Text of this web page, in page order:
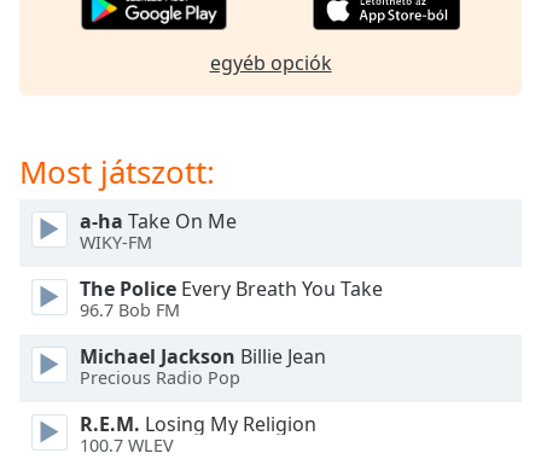
Escape
and
window.
egyéb opciók
Most játszott:
a-ha Take On Me
WIKY-FM
The Police Every Breath You Take
96.7 Bob FM
Michael Jackson Billie Jean
Precious Radio Pop
R.E.M. Losing My Religion
100.7 WLEV